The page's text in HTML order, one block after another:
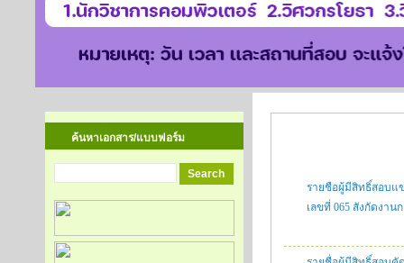
ค้นหาเอกสาร/แบบฟอร์ม
รายชือผู้มีสิทธิ์สอบแ
เลขที่ 065 สังกัดงา